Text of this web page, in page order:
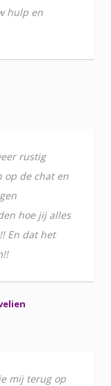
hulp en
rustig
op de chat en
hoe jij alles
En dat het
mij terug op